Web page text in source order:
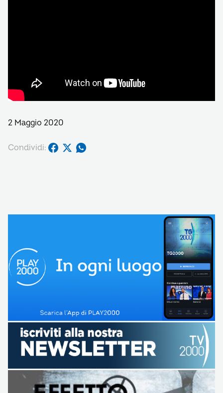
2 Maggio 2020
Condividi: